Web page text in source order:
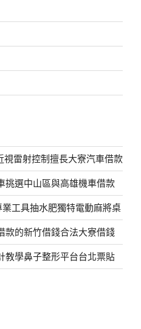
雷射控制擅長大寮汽車借款
挑選中山區與高雄機車借款
工具抽水肥獨特電動麻將桌
款的新竹借錢合法大寮借錢
教學鼻子整形平台台北票貼